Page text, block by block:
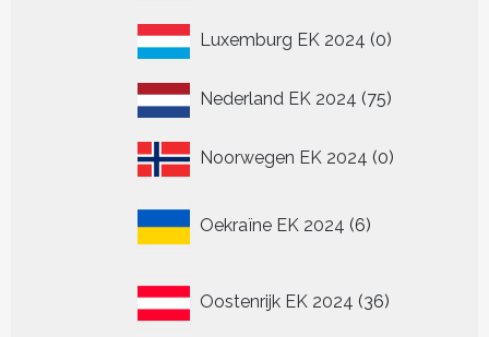
Luxemburg EK 2024 00
Nederland EK 2024 7575
Noorwegen EK 2024 00
Oekraïne EK 2024 6
producten
Oostenrijk EK 2024 36
producten